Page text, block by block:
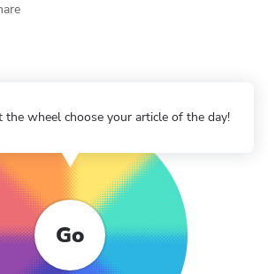
Go
the wheel choose your article of the day!